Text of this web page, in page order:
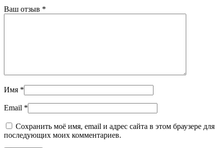
Ваш отзыв *
Имя *
Email *
Сохранить моё имя, email и адрес сайта в этом браузере для
последующих моих комментариев.